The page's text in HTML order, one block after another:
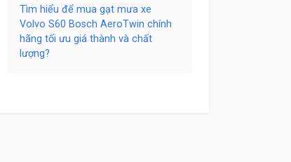
Tìm hiểu để mua gạt mưa xe
Volvo S60 Bosch AeroTwin chính
hãng tối ưu giá thành và chất
lượng?